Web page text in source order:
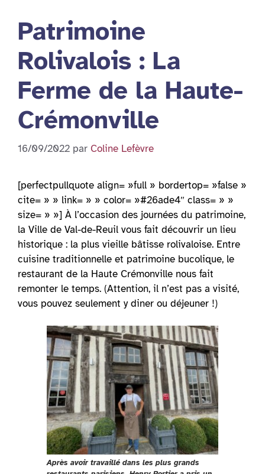
Patrimoine
Rolivalois : La
Ferme de la Haute-
Crémonville
16/09/2022 par Coline Lefèvre
[perfectpullquote align= »full » bordertop= »false »
cite= » » link= » » color= »#26ade4″ class= » »
size= » »] À l’occasion des journées du patrimoine,
la Ville de Val-de-Reuil vous fait découvrir un lieu
historique : la plus vieille bâtisse rolivaloise. Entre
cuisine traditionnelle et patrimoine bucolique, le
restaurant de la Haute Crémonville nous fait
remonter le temps. (Attention, il n’est pas a visité,
vous pouvez seulement y diner ou déjeuner !)
Après avoir travaillé dans les plus grands